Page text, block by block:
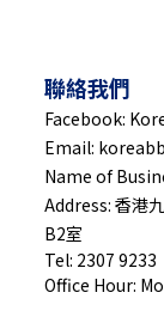
聯絡我們
Facebook:
Email:
Name of
Address: 香港
B2室
Tel: 2307 9233
Office Hour: